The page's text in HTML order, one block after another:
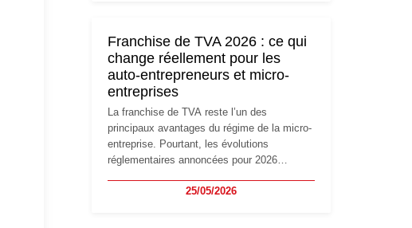
réglementaire plus exigeant. Décryptage des
principaux changements et des précautions
à prendre pour éviter les mauvaises
surprises.
Franchise de TVA 2026 : ce qui
change réellement pour les
auto-entrepreneurs et micro-
entreprises
La franchise de TVA reste l’un des
principaux avantages du régime de la micro-
entreprise. Pourtant, les évolutions
réglementaires annoncées pour 2026
les auto-entrepreneurs, artisans et
25/05/2026